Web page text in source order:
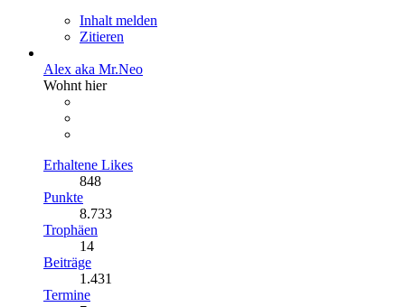
Inhalt melden
Zitieren
Alex aka Mr.Neo
Wohnt hier
Erhaltene Likes
848
Punkte
8.733
Trophäen
14
Beiträge
1.431
Termine